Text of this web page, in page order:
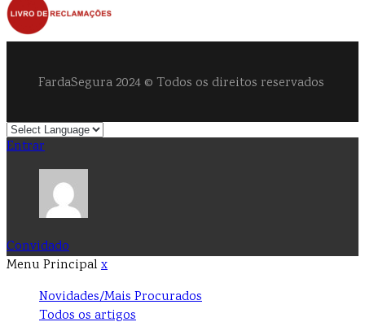
FardaSegura 2024 © Todos os direitos reservados
Entrar
Convidado
Menu Principal x
Novidades/Mais Procurados
Todos os artigos